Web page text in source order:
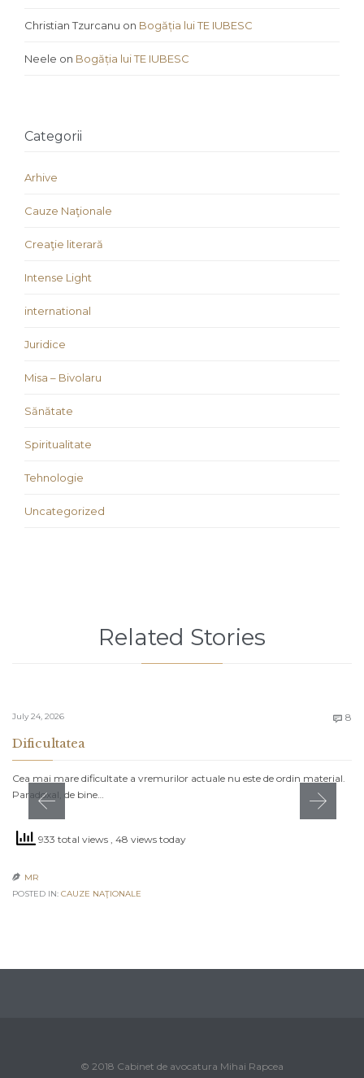
Christian Tzurcanu on Bogăția lui TE IUBESC
Neele on Bogăția lui TE IUBESC
Categorii
Arhive
Cauze Naţionale
Creaţie literară
Intense Light
international
Juridice
Misa – Bivolaru
Sănătate
Spiritualitate
Tehnologie
Uncategorized
Related Stories
July 24, 2026  8
Dificultatea
Cea mai mare dificultate a vremurilor actuale nu este de ordin material.
Paradoxal, de bine…
933 total views , 48 views today
 MR
POSTED IN: CAUZE NAŢIONALE
© 2018 Cabinet de avocatura Mihai Rapcea